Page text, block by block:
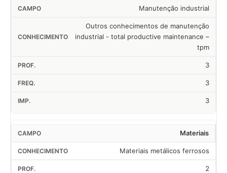
Manutenção industrial
Outros conhecimentos de manutenção
industrial - total productive maintenance –
tpm
3
3
3
Materiais
Materiais metálicos ferrosos
2